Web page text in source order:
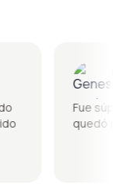
Fue
quedó